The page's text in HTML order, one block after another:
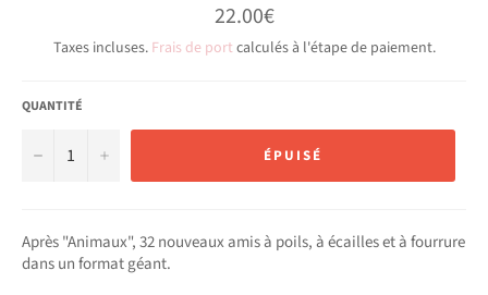
Prix
régulier
22.00€
Taxes incluses. Frais de portcalculés à l'étape de paiement.
QUANTITÉ
− + ÉPUISÉ
Après "Animaux", 32 nouveaux amis à poils, à écailles et à fourrure
dans un format géant.